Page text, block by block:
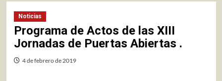
Noticias
Programa de Actos de las XIII
Jornadas de Puertas Abiertas .
4 de febrero de 2019